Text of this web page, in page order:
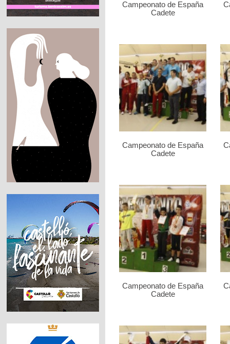
Campeonato de España
Cadete
Campeonato de España
Cadete
Campeonato de España
Cadete